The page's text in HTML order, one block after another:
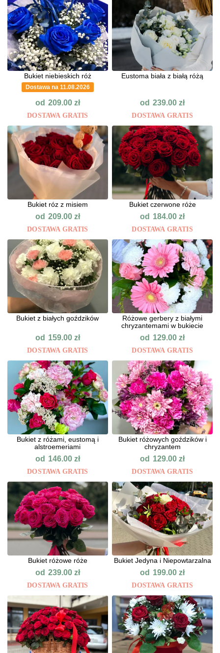
Bukiet niebieskich róż
Dostawa na 11.08.2026
od 209.00 zł
DOSTAWA GRATIS
Eustoma biała z białą różą
od 239.00zł
DOSTAWA GRATIS
Bukiet róz z misiem
od 209.00 zł
DOSTAWA GRATIS
Bukiet czerwone róże
od 184.00zł
DOSTAWA GRATIS
Bukiet z białych goździków
od 159.00 zł
DOSTAWA GRATIS
Różowe gerbery z białymi
chryzantemami w bukiecie
od 129.00zł
DOSTAWA GRATIS
Bukiet z różami, eustomą i
alstroemeriami
od 146.00 zł
DOSTAWA GRATIS
Bukiet różowych goździków i
chryzantem
od 129.00zł
DOSTAWA GRATIS
Bukiet różowe róże
od 239.00 zł
DOSTAWA GRATIS
Bukiet Jedyna i Niepowtarzalna
od 199.00zł
DOSTAWA GRATIS